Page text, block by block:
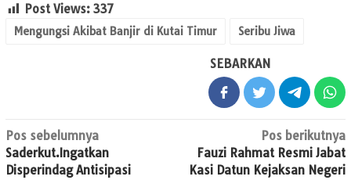
Post Views: 337
Mengungsi Akibat Banjir di Kutai Timur Seribu Jiwa
SEBARKAN
Navigasi
pos
Pos sebelumnya
Saderkut.Ingatkan
Disperindag Antisipasi
Pos berikutnya
Fauzi Rahmat Resmi Jabat
Kasi Datun Kejaksan Negeri